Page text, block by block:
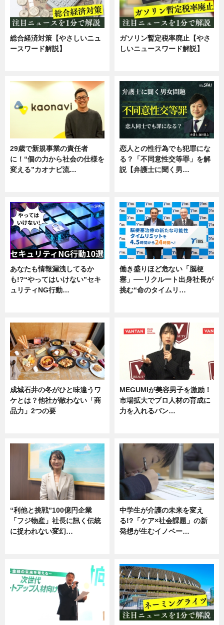
総合経済対策【やさしいニュ
ースワード解説】
ガソリン暫定税率廃止【やさ
しいニュースワード解説】
29歳で新規事業の責任者
に！“個の力から社会の仕様を
変える”カオナビ流…
恋人との性行為でも犯罪にな
る？「不同意性交等罪」を解
説【弁護士に聞く男…
あなたも情報漏洩してるか
も!?“やってはいけない”セキ
ュリティNG行動…
働き盛りほど危ない「脳梗
塞」──リクルート出身社長が
挑む“命のタイムリ…
成城石井の冬がひと味違うワ
ケとは？他社が敵わない「商
品力」2つの要
MEGUMIが美容男子を激励！
市場拡大でプロ人材の育成に
力を入れるバン…
“利他と挑戦”100億円企業
「フジ物産」社長に訊く伝統
に捉われない変幻…
中学生が介護の未来を変え
る!?「ケア×社会課題」の新
発想が生むイノベー…